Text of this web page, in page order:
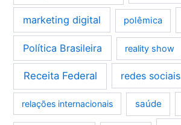
marketing digital polêmica
Política Brasileira reality show
Receita Federal redes sociais
relações internacionais saúde